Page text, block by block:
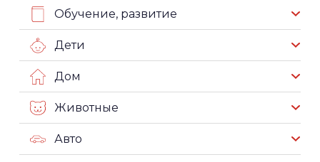
Обучение, развитие
Дети
Дом
Животные
Авто